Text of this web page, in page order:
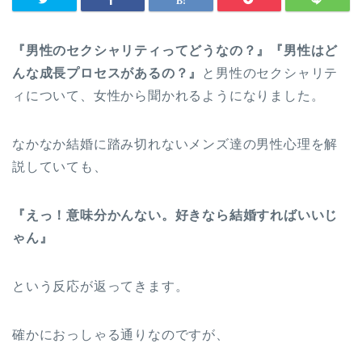
『男性のセクシャリティってどうなの？』『男性はど
んな成長プロセスがあるの？』
と男性のセクシャリテ
ィについて、女性から聞かれるようになりました。
なかなか結婚に踏み切れないメンズ達の男性心理を解
説していても、
『えっ！意味分かんない。好きなら結婚すればいいじ
ゃん』
という反応が返ってきます。
確かにおっしゃる通りなのですが、